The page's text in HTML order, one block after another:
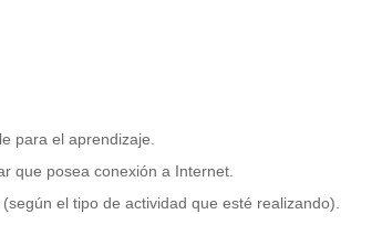
para el aprendizaje.
que posea conexión a Internet.
el tipo de actividad que esté realizando).